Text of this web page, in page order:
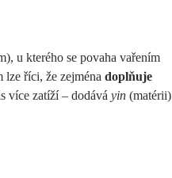
u kterého se povaha vařením
lze říci, že zejména doplňuje
více zatíží – dodává yin (matérii)